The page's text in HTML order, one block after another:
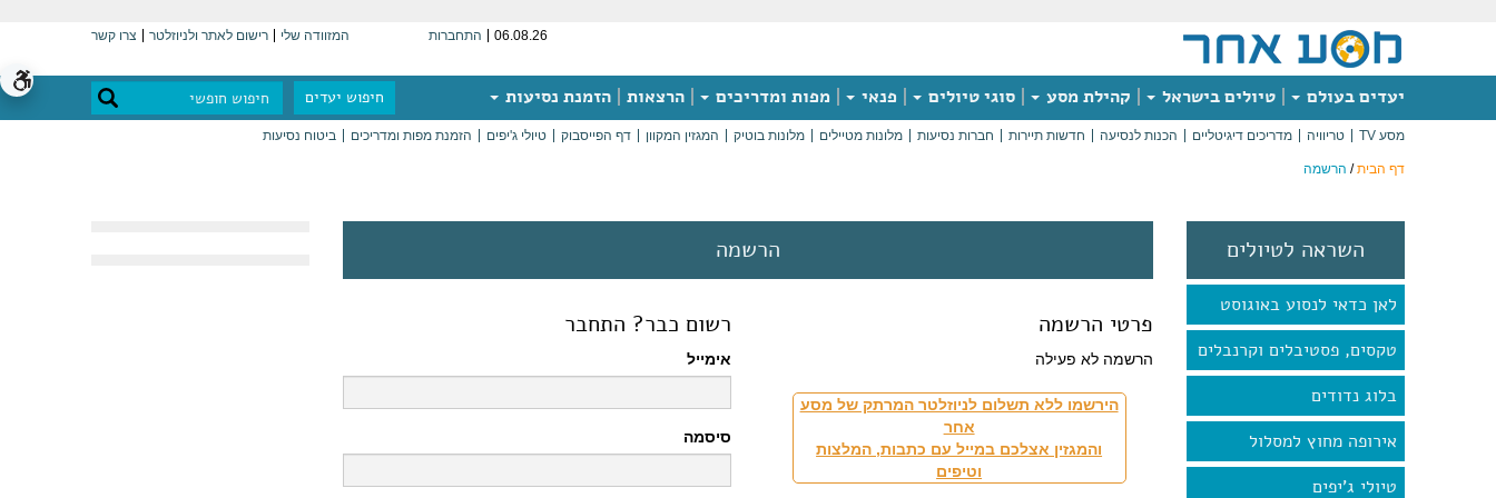
06.08.26 התחברות המזוודה שלי רישום לאתר ולניוזלטר צרו קשר
יעדים בעולם טיולים בישראל קהילת מסע סוגי טיולים פנאי מפות ומדריכים הרצאות הזמנת נסיעות חיפוש יעדים
מסע TV טריוויה מדריכים דיגיטליים הכנות לנסיעה חדשות תיירות חברות נסיעות מלונות מטיילים מלונות בוטיק המגזין המקוון דף הפייסבוק טיולי ג'יפים הזמנת מפות ומדריכים ביטוח נסיעות
דף הבית/ הרשמה
השראה לטיולים
לאן כדאי לנסוע באוגוסט
טקסים, פסטיבלים וקרנבלים
בלוג נדודים
אירופה מחוץ למסלול
טיולי ג'יפים
הרשמה
פרטי הרשמה
הרשמה לא פעילה
הירשמו ללא תשלום לניוזלטר המרתק של מסע
אחר
והמגזין אצלכם במייל עם כתבות, המלצות
וטיפים
רשום כבר? התחבר
אימייל
סיסמה